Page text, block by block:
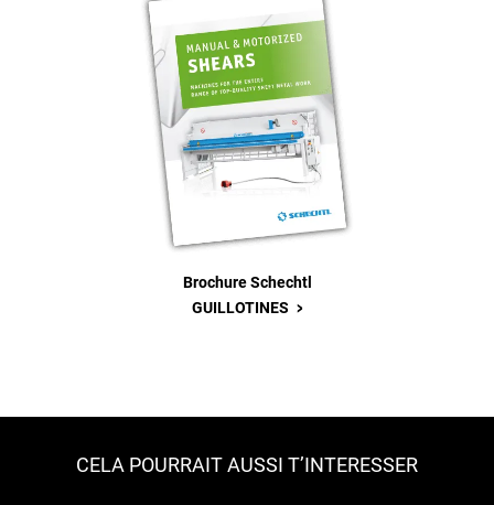
Brochure Schechtl
GUILLOTINES >
CELA POURRAIT AUSSI T’INTERESSER